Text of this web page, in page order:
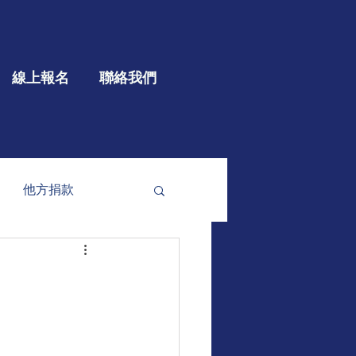
線上報名 聯絡我們
他方捐款
大型公益